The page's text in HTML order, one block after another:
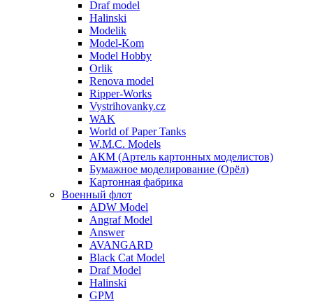
Draf model
Halinski
Modelik
Model-Kom
Model Hobby
Orlik
Renova model
Ripper-Works
Vystrihovanky.cz
WAK
World of Paper Tanks
W.M.C. Models
АКМ (Артель картонных моделистов)
Бумажное моделирование (Орёл)
Картонная фабрика
Военный флот
ADW Model
Angraf Model
Answer
AVANGARD
Black Cat Model
Draf Model
Halinski
GPM